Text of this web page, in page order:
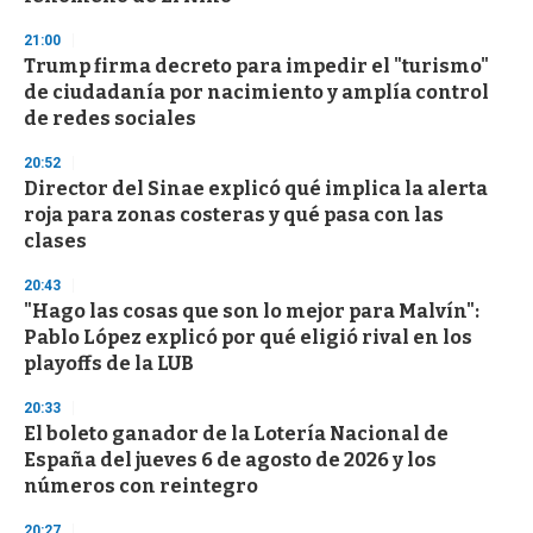
21:00
Trump firma decreto para impedir el "turismo"
de ciudadanía por nacimiento y amplía control
de redes sociales
20:52
Director del Sinae explicó qué implica la alerta
roja para zonas costeras y qué pasa con las
clases
20:43
"Hago las cosas que son lo mejor para Malvín":
Pablo López explicó por qué eligió rival en los
playoffs de la LUB
20:33
El boleto ganador de la Lotería Nacional de
España del jueves 6 de agosto de 2026 y los
números con reintegro